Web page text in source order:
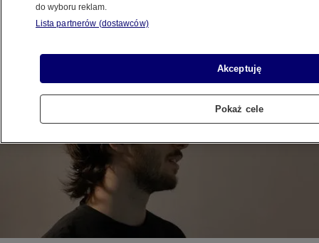
Posłuchaj artykułu
do wyboru reklam.
Lista partnerów (dostawców)
Akceptuję
Pokaż cele